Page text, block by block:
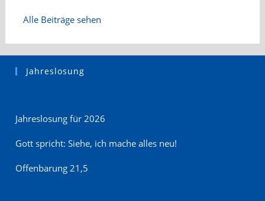
Alle Beiträge sehen
Jahreslosung
Jahreslosung für 2026
Gott spricht: Siehe, ich mache alles neu!
Offenbarung 21,5